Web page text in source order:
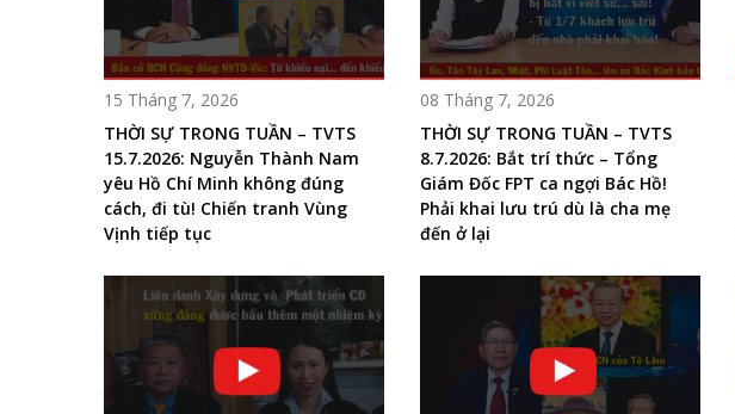
15 Tháng 7, 2026
THỜI SỰ TRONG TUẦN – TVTS
15.7.2026: Nguyễn Thành Nam
yêu Hồ Chí Minh không đúng
cách, đi tù! Chiến tranh Vùng
Vịnh tiếp tục
08 Tháng 7, 2026
THỜI SỰ TRONG TUẦN – TVTS
8.7.2026: Bắt trí thức – Tổng
Giám Đốc FPT ca ngợi Bác Hồ!
Phải khai lưu trú dù là cha mẹ
đến ở lại